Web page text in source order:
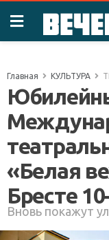
Главная КУЛЬТУРА
«Белая
Бресте
Вновь покажут